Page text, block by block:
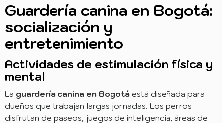
Guardería canina en Bogotá:
socialización y
entretenimiento
Actividades de estimulación física y
mental
La guardería canina en Bogotá está diseñada para
dueños que trabajan largas jornadas. Los perros
disfrutan de paseos, juegos de inteligencia, áreas de